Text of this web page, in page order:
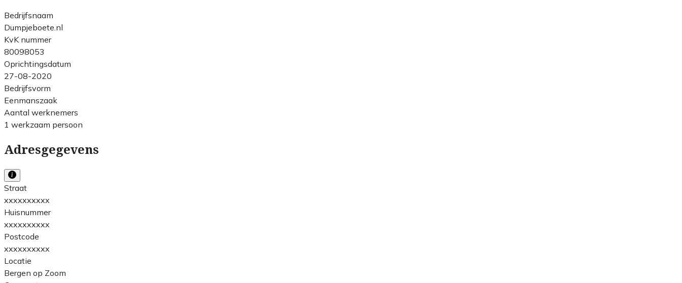
Bedrijfsnaam
Dumpjeboete.nl
KvK nummer
80098053
Oprichtingsdatum
27-08-2020
Bedrijfsvorm
Eenmanszaak
Aantal werknemers
1 werkzaam persoon
Adresgegevens
Straat
xxxxxxxxxx
Huisnummer
xxxxxxxxxx
Postcode
xxxxxxxxxx
Locatie
Bergen op Zoom